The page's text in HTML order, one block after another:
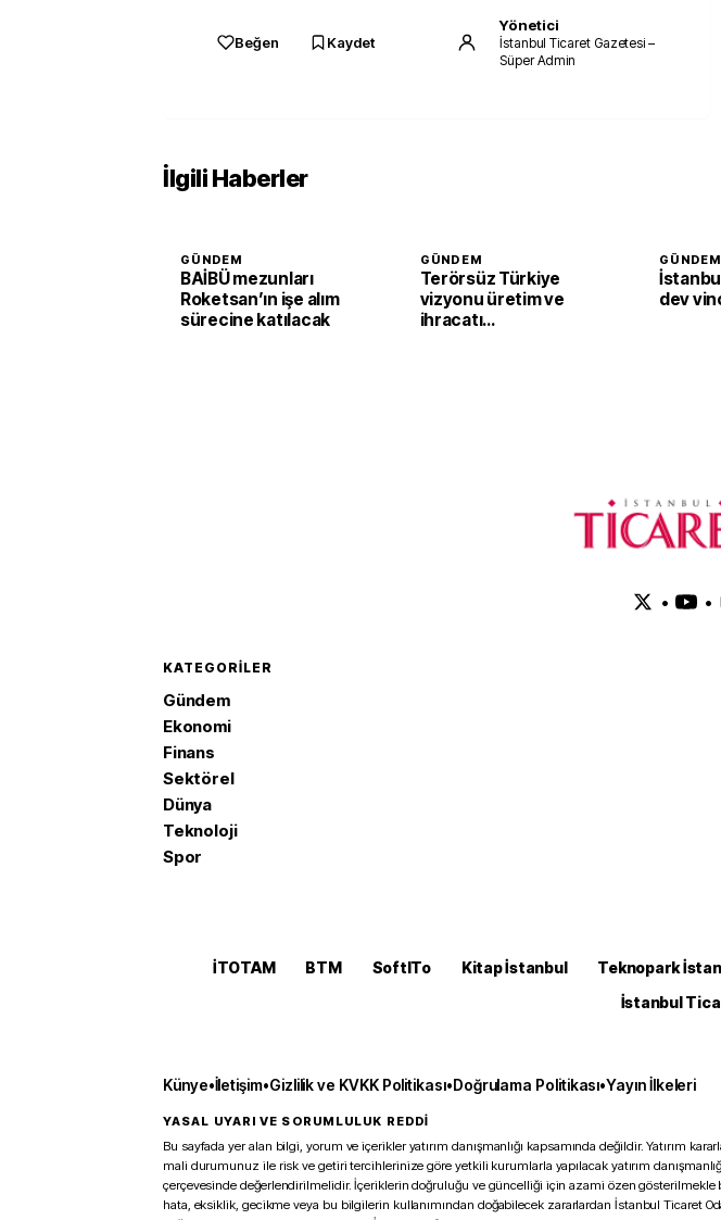
Beğen Kaydet
Yönetici
İstanbul Ticaret Gazetesi –
Süper Admin
İlgili Haberler
GÜNDEM
BAİBÜ mezunları
Roketsan’ın işe alım
sürecine katılacak
GÜNDEM
Terörsüz Türkiye
vizyonu üretim ve
ihracatı
GÜNDEM
dev
• •
KATEGORILER
Gündem
Ekonomi
Finans
Sektörel
Dünya
Teknoloji
Spor
İTOTAM BTM SoftITo Kitap İstanbul Teknopark
İstanbul
Künye•İletişim•Gizlilik ve KVKK Politikası•Doğrulama Politikası•Yayın İlkeleri
YASAL UYARI VE SORUMLULUK REDDİ
Bu sayfada yer alan bilgi, yorum ve içerikler yatırım danışmanlığı kapsamında değildir. Yatırım
mali durumunuz ile risk ve getiri tercihlerinize göre yetkili kurumlarla yapılacak yatırım
çerçevesinde değerlendirilmelidir. İçeriklerin doğruluğu ve güncelliği için azami özen gösterilmekle
hata, eksiklik, gecikme veya bu bilgilerin kullanımından doğabilecek zararlardan İstanbul Ticaret